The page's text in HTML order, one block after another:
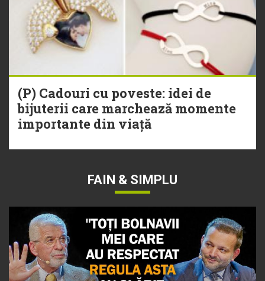
(P) Cadouri cu poveste: idei de
bijuterii care marchează momente
importante din viață
FAIN & SIMPLU